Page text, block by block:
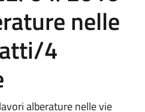
nelle
4
alberature nelle vie